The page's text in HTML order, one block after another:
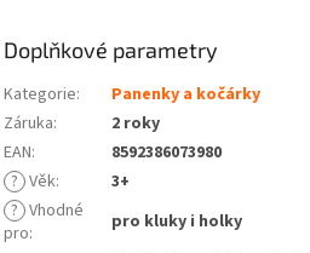
Doplňkové parametry
Kategorie:
Panenky a kočárky
Záruka:
2 roky
EAN:
8592386073980
? Věk:
3+
? Vhodné
pro: pro kluky i holky